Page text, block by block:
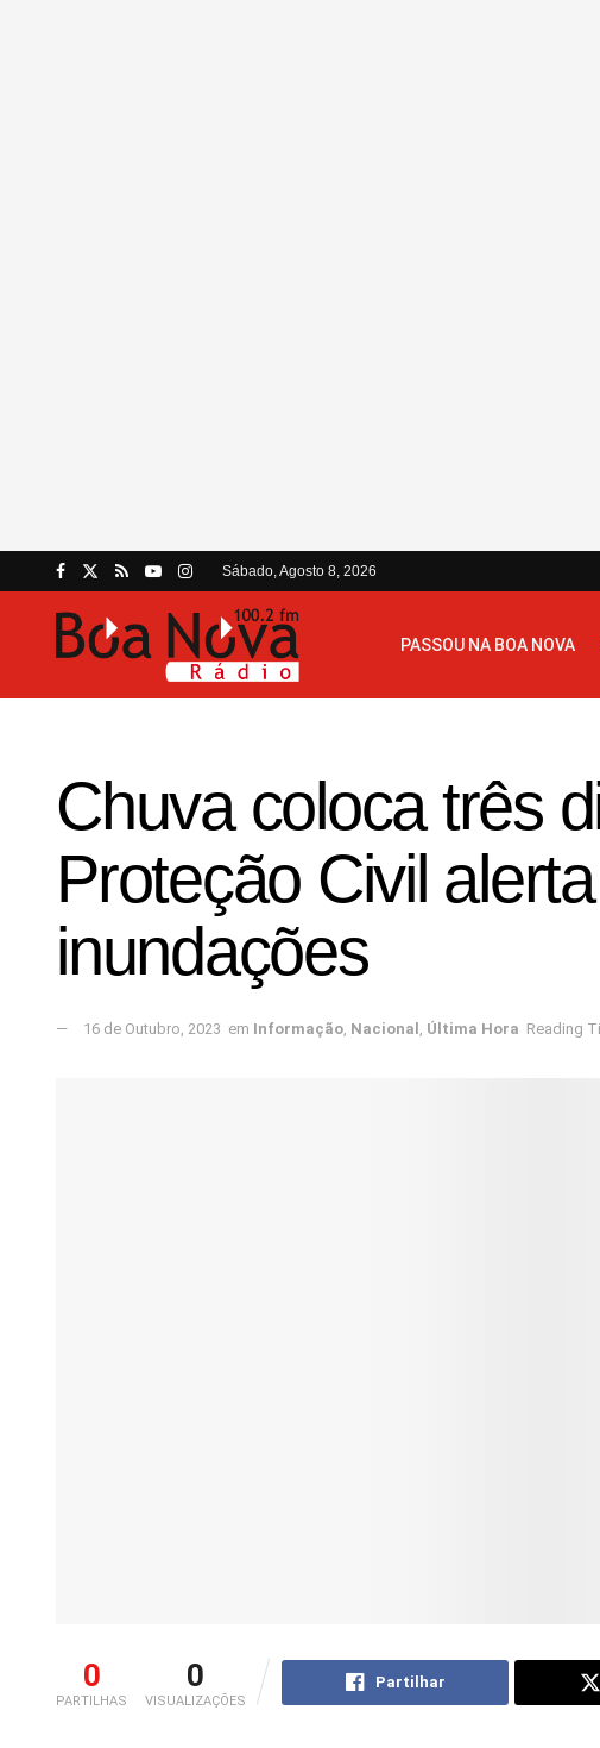
Sábado, Agosto 8, 2026
PASSOU NA BOA NOVA
Chuva coloca três
Proteção Civil
inundações
16 de Outubro, 2023 em Informação, Nacional , Última Hora Reading
0
PARTILHAS
0
VISUALIZAÇÕES
Partilhar